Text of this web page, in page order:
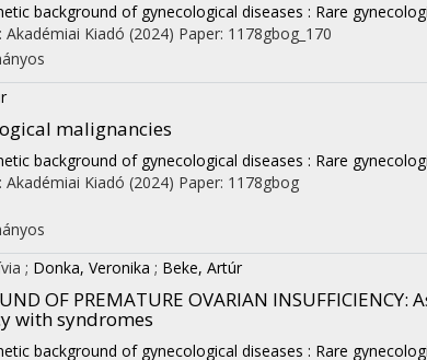
background of gynecological diseases : Rare
Akadémiai Kiadó (2024) Paper: 1178gbog_170
malignancies
background of gynecological diseases : Rare
Akadémiai Kiadó (2024) Paper: 1178gbog
; Donka, Veronika ; Beke, Artúr
OF PREMATURE OVARIAN INSUFFICIENCY:
with syndromes
background of gynecological diseases : Rare